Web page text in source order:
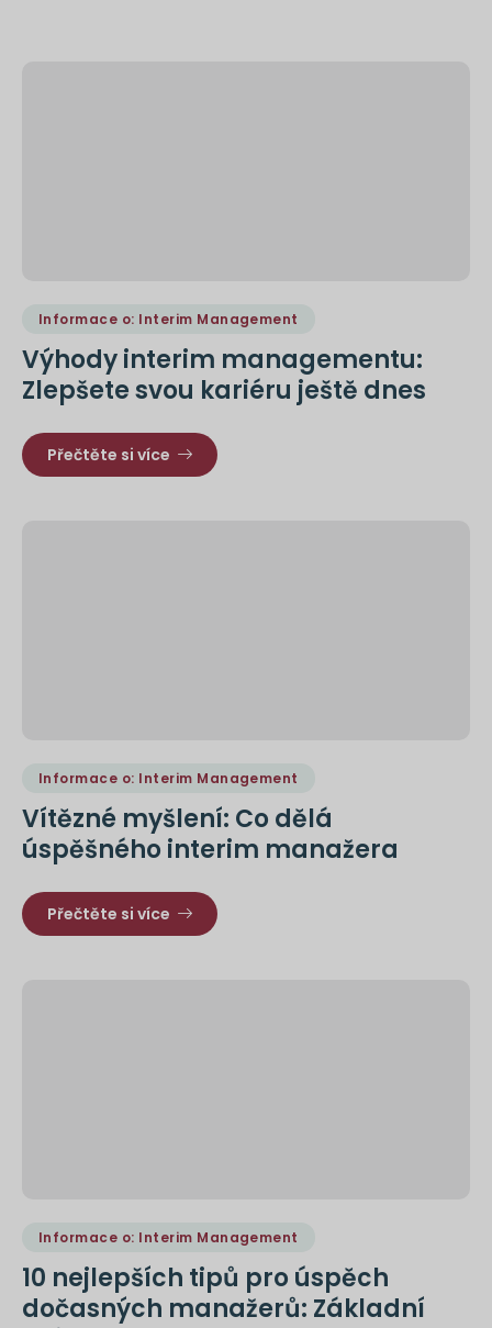
Informace o: Interim Management
Výhody interim managementu:
Zlepšete svou kariéru ještě dnes
Přečtěte si více
Informace o: Interim Management
Vítězné myšlení: Co dělá
úspěšného interim manažera
Přečtěte si více
Informace o: Interim Management
10 nejlepších tipů pro úspěch
dočasných manažerů: Základní